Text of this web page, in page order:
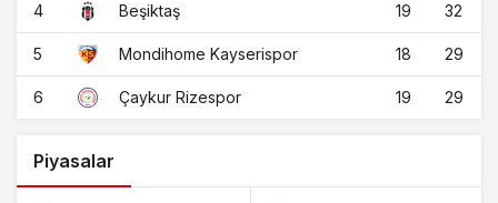
4 Beşiktaş 19 32
5 Mondihome Kayserispor 18 29
6 Çaykur Rizespor 19 29
Piyasalar